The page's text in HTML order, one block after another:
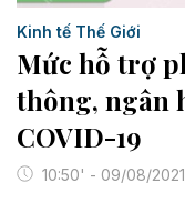
Kinh tế Thế Giới
Mức hỗ trợ
thông, ngân
COVID-19
10:50' - 09/08/2021